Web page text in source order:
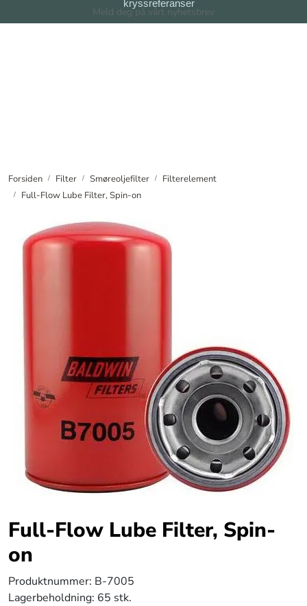
Skip to main contentMeld deg på vårt nyhetsbrev
kryssreferanser
Forsiden Filter Smøreoljefilter
Filterelement
Full-Flow Lube Filter, Spin-on
Full-Flow Lube Filter, Spin-
on
Produktnummer: B-7005
Lagerbeholdning: 65 stk.